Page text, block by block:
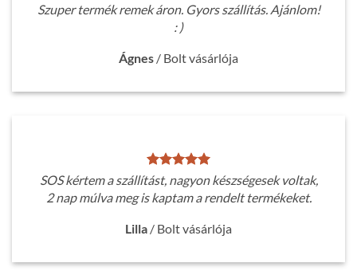
Szuper termék remek áron. Gyors szállítás. Ajánlom!
: )
Ágnes / Bolt vásárlója
SOS kértem a szállítást, nagyon készségesek voltak,
2 nap múlva meg is kaptam a rendelt termékeket.
Lilla / Bolt vásárlója